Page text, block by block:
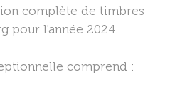
complète de timbres
pour l'année 2024.
comprend :